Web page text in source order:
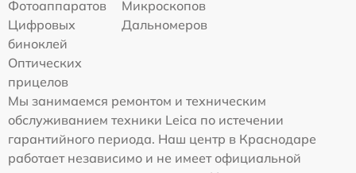
Фотоаппаратов
Микроскопов
Цифровых
биноклей
Дальномеров
Оптических
прицелов
Мы занимаемся ремонтом и техническим
обслуживанием техники Leica по истечении
гарантийного периода. Наш центр в Краснодаре
работает независимо и не имеет официальной